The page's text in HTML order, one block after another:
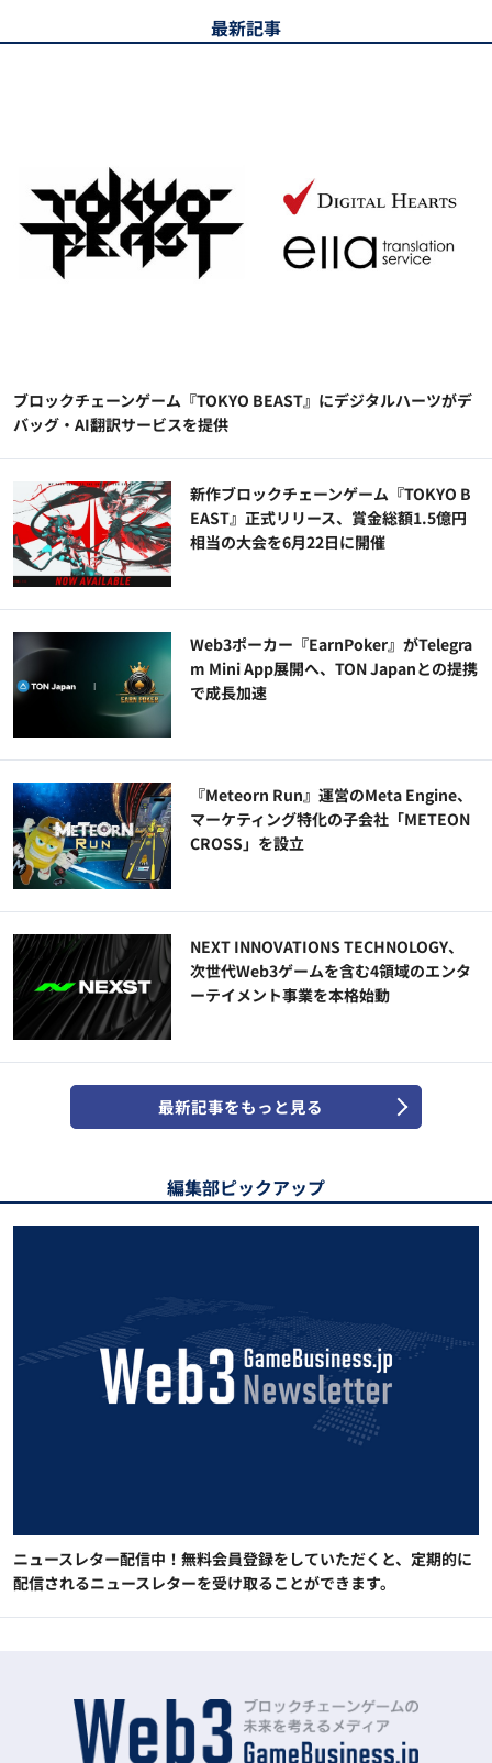
最新記事
ブロックチェーンゲーム『TOKYO BEAST』にデジタルハーツがデ
バッグ・AI翻訳サービスを提供
新作ブロックチェーンゲーム『TOKYO B
EAST』正式リリース、賞金総額1.5億円
相当の大会を6月22日に開催
Web3ポーカー『EarnPoker』がTelegra
m Mini App展開へ、TON Japanとの提携
で成長加速
『Meteorn Run』運営のMeta Engine、
マーケティング特化の子会社「METEON
CROSS」を設立
NEXT INNOVATIONS TECHNOLOGY、
次世代Web3ゲームを含む4領域のエンタ
ーテイメント事業を本格始動
最新記事をもっと見る
編集部ピックアップ
ニュースレター配信中！無料会員登録をしていただくと、定期的に
配信されるニュースレターを受け取ることができます。